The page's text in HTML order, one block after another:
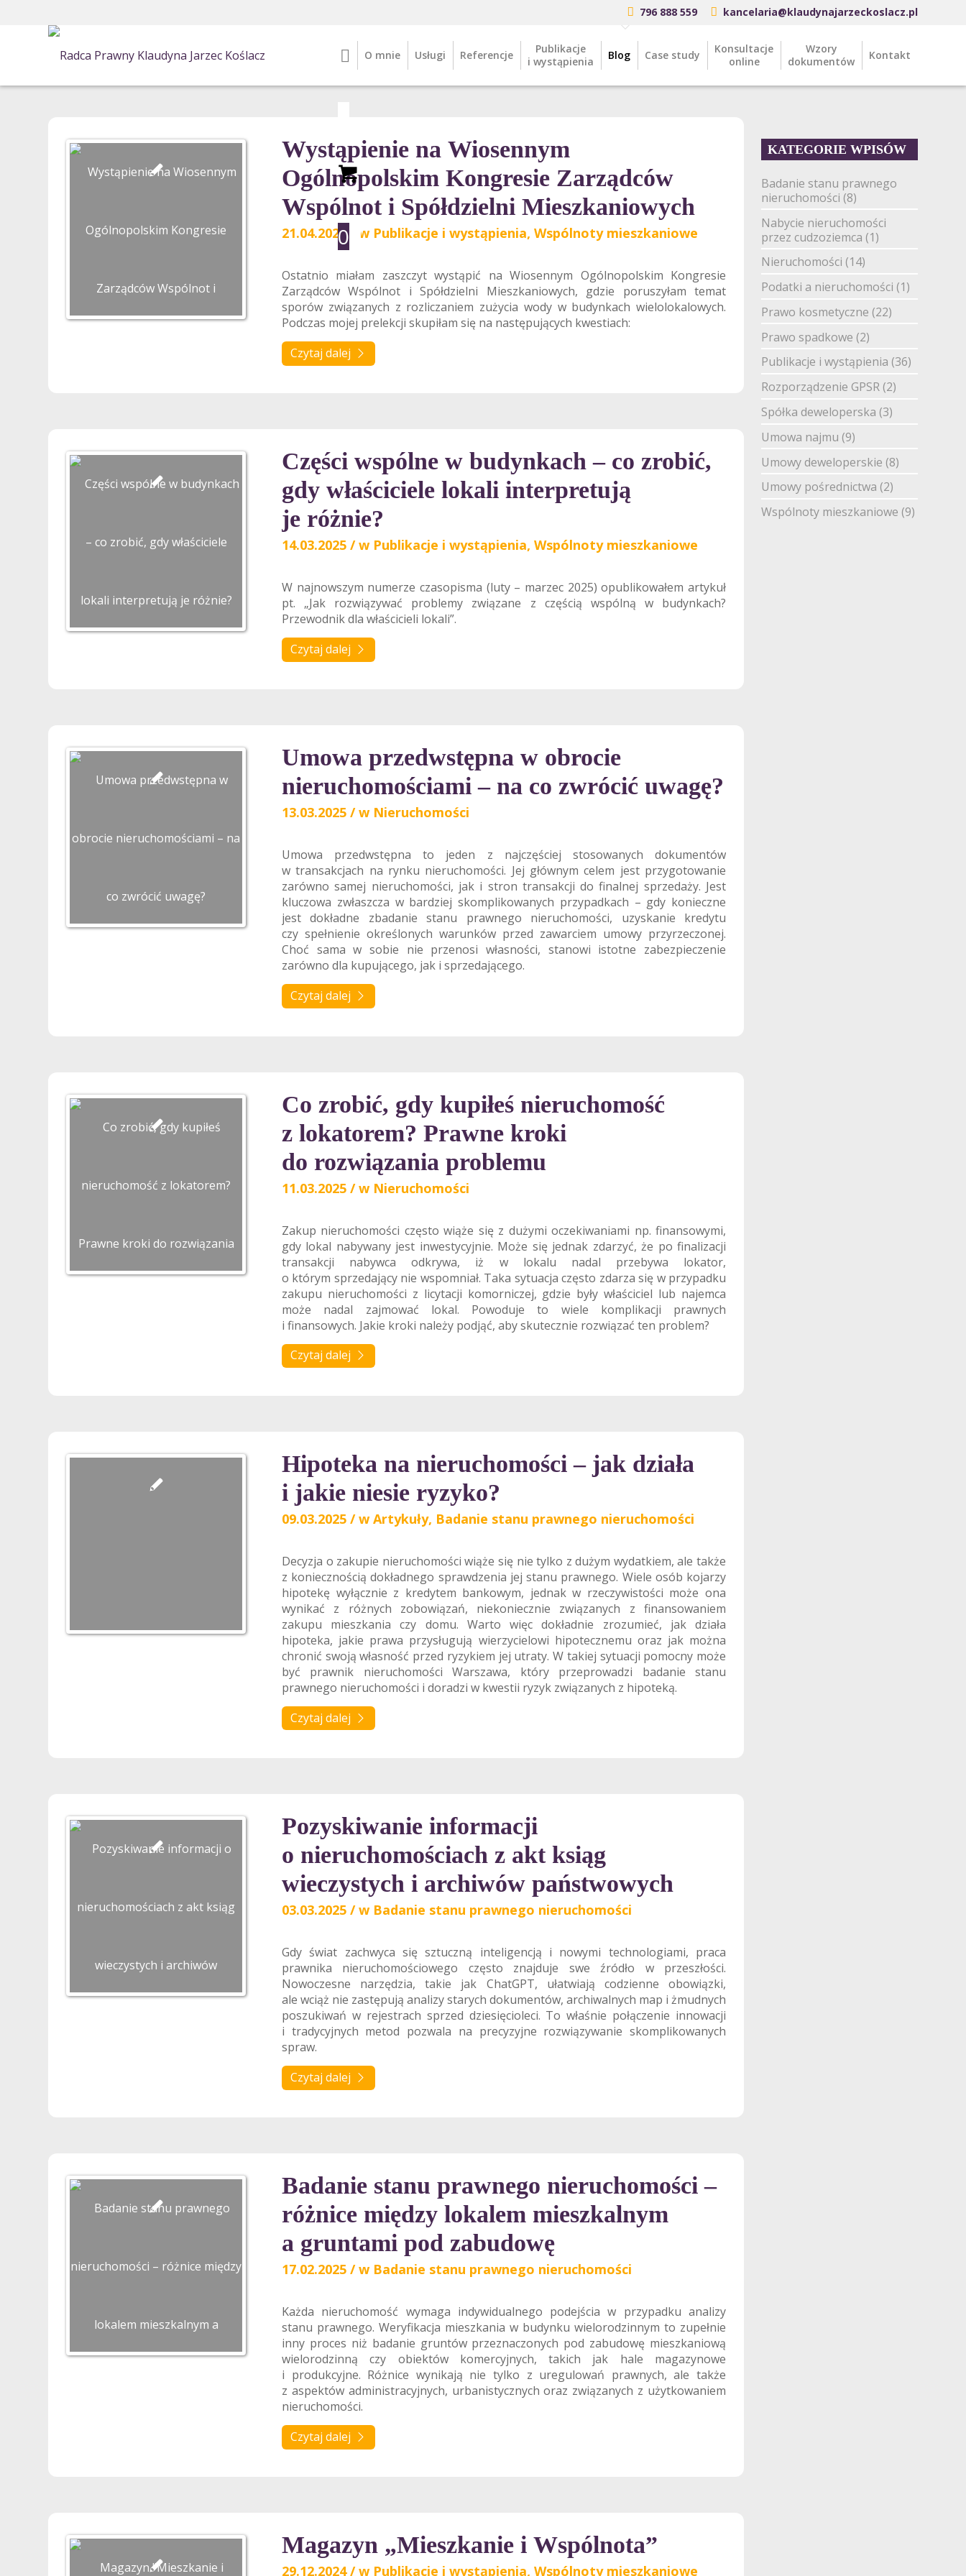
796 888 559 kancelaria@klaudynajarzeckoslacz.pl
O mnie Usługi Referencje
Publikacje
i wystąpienia
Blog Case study
Konsultacje
online
Wzory
dokumentów
Kontakt
0
Wystąpienie na Wiosennym
Ogólnopolskim Kongresie Zarządców
Wspólnot i Spółdzielni Mieszkaniowych
21.04.2025 w Publikacje i wystąpienia, Wspólnoty mieszkaniowe
Ostatnio miałam zaszczyt wystąpić na Wiosennym Ogólnopolskim Kongresie
Zarządców Wspólnot i Spółdzielni Mieszkaniowych, gdzie poruszyłam temat
sporów związanych z rozliczaniem zużycia wody w budynkach wielolokalowych.
Podczas mojej prelekcji skupiłam się na następujących kwestiach:
Czytaj dalej
Części wspólne w budynkach – co zrobić,
gdy właściciele lokali interpretują
je różnie?
14.03.2025 / w Publikacje i wystąpienia, Wspólnoty mieszkaniowe
W najnowszym numerze czasopisma (luty – marzec 2025) opublikowałem artykuł
pt. „Jak rozwiązywać problemy związane z częścią wspólną w budynkach?
Przewodnik dla właścicieli lokali”.
Czytaj dalej
Umowa przedwstępna w obrocie
nieruchomościami – na co zwrócić uwagę?
13.03.2025 / w Nieruchomości
Umowa przedwstępna to jeden z najczęściej stosowanych dokumentów
w transakcjach na rynku nieruchomości. Jej głównym celem jest przygotowanie
zarówno samej nieruchomości, jak i stron transakcji do finalnej sprzedaży. Jest
kluczowa zwłaszcza w bardziej skomplikowanych przypadkach – gdy konieczne
jest dokładne zbadanie stanu prawnego nieruchomości, uzyskanie kredytu
czy spełnienie określonych warunków przed zawarciem umowy przyrzeczonej.
Choć sama w sobie nie przenosi własności, stanowi istotne zabezpieczenie
zarówno dla kupującego, jak i sprzedającego.
Czytaj dalej
Co zrobić, gdy kupiłeś nieruchomość
z lokatorem? Prawne kroki
do rozwiązania problemu
11.03.2025 / w Nieruchomości
Zakup nieruchomości często wiąże się z dużymi oczekiwaniami np. finansowymi,
gdy lokal nabywany jest inwestycyjnie. Może się jednak zdarzyć, że po finalizacji
transakcji nabywca odkrywa, iż w lokalu nadal przebywa lokator,
o którym sprzedający nie wspomniał. Taka sytuacja często zdarza się w przypadku
zakupu nieruchomości z licytacji komorniczej, gdzie były właściciel lub najemca
może nadal zajmować lokal. Powoduje to wiele komplikacji prawnych
i finansowych. Jakie kroki należy podjąć, aby skutecznie rozwiązać ten problem?
Czytaj dalej
Hipoteka na nieruchomości – jak działa
i jakie niesie ryzyko?
09.03.2025 / wArtykuły, Badanie stanu prawnego nieruchomości
Decyzja o zakupie nieruchomości wiąże się nie tylko z dużym wydatkiem, ale także
z koniecznością dokładnego sprawdzenia jej stanu prawnego. Wiele osób kojarzy
hipotekę wyłącznie z kredytem bankowym, jednak w rzeczywistości może ona
wynikać z różnych zobowiązań, niekoniecznie związanych z finansowaniem
zakupu mieszkania czy domu. Warto więc dokładnie zrozumieć, jak działa
hipoteka, jakie prawa przysługują wierzycielowi hipotecznemu oraz jak można
chronić swoją własność przed ryzykiem jej utraty. W takiej sytuacji pomocny może
być prawnik nieruchomości Warszawa, który przeprowadzi badanie stanu
prawnego nieruchomości i doradzi w kwestii ryzyk związanych z hipoteką.
Czytaj dalej
Pozyskiwanie informacji
o nieruchomościach z akt ksiąg
wieczystych i archiwów państwowych
03.03.2025 / w Badanie stanu prawnego nieruchomości
Gdy świat zachwyca się sztuczną inteligencją i nowymi technologiami, praca
prawnika nieruchomościowego często znajduje swe źródło w przeszłości.
Nowoczesne narzędzia, takie jak ChatGPT, ułatwiają codzienne obowiązki,
ale wciąż nie zastępują analizy starych dokumentów, archiwalnych map i żmudnych
poszukiwań w rejestrach sprzed dziesięcioleci. To właśnie połączenie innowacji
i tradycyjnych metod pozwala na precyzyjne rozwiązywanie skomplikowanych
spraw.
Czytaj dalej
Badanie stanu prawnego nieruchomości –
różnice między lokalem mieszkalnym
a gruntami pod zabudowę
17.02.2025 / w Badanie stanu prawnego nieruchomości
Każda nieruchomość wymaga indywidualnego podejścia w przypadku analizy
stanu prawnego. Weryfikacja mieszkania w budynku wielorodzinnym to zupełnie
inny proces niż badanie gruntów przeznaczonych pod zabudowę mieszkaniową
wielorodzinną czy obiektów komercyjnych, takich jak hale magazynowe
i produkcyjne. Różnice wynikają nie tylko z uregulowań prawnych, ale także
z aspektów administracyjnych, urbanistycznych oraz związanych z użytkowaniem
nieruchomości.
Czytaj dalej
Magazyn „Mieszkanie i Wspólnota”
29.12.2024 / w Publikacje i wystąpienia, Wspólnoty mieszkaniowe
KATEGORIE WPISÓW
Badanie stanu prawnego
nieruchomości (8)
Nabycie nieruchomości
przez cudzoziemca (1)
Nieruchomości (14)
Podatki a nieruchomości (1)
Prawo kosmetyczne (22)
Prawo spadkowe (2)
Publikacje i wystąpienia (36)
Rozporządzenie GPSR (2)
Spółka deweloperska (3)
Umowa najmu (9)
Umowy deweloperskie (8)
Umowy pośrednictwa (2)
Wspólnoty mieszkaniowe (9)